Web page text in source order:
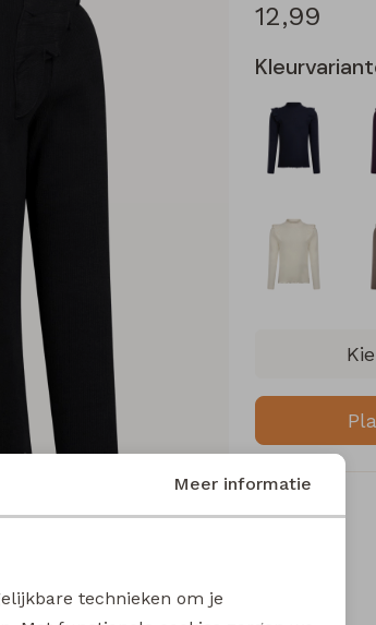
12,99
Meer informatie
technieken om je